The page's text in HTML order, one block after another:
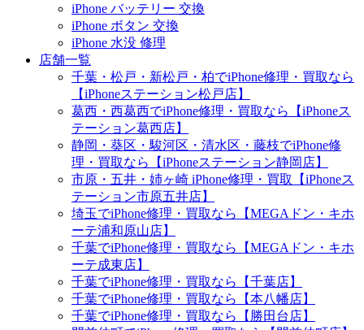
iPhone バッテリー 交換
iPhone ボタン 交換
iPhone 水没 修理
店舗一覧
千葉・松戸・新松戸・柏でiPhone修理・買取なら
【iPhoneステーション松戸店】
葛西・西葛西でiPhone修理・買取なら【iPhoneス
テーション葛西店】
静岡・葵区・駿河区・清水区・藤枝でiPhone修
理・買取なら【iPhoneステーション静岡店】
市原・五井・姉ヶ崎 iPhone修理・買取【iPhoneス
テーション市原五井店】
埼玉でiPhone修理・買取なら【MEGAドン・キホ
ーテ浦和原山店】
千葉でiPhone修理・買取なら【MEGAドン・キホ
ーテ成東店】
千葉でiPhone修理・買取なら【千葉店】
千葉でiPhone修理・買取なら【本八幡店】
千葉でiPhone修理・買取なら【勝田台店】